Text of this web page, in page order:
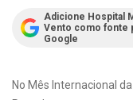
Adicione Hospital
Vento como fonte
Google
No Mês Internacional